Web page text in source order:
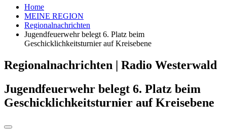
Home
MEINE REGION
Regionalnachrichten
Jugendfeuerwehr belegt 6. Platz beim
Geschicklichkeitsturnier auf Kreisebene
Regionalnachrichten | Radio Westerwald
Jugendfeuerwehr belegt 6. Platz beim
Geschicklichkeitsturnier auf Kreisebene